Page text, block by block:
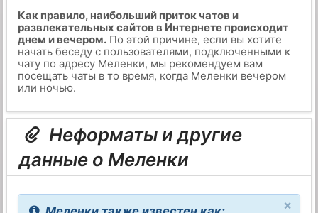
Как правило, наибольший приток чатов и
развлекательных сайтов в Интернете происходит
днем и вечером.По этой причине, если вы хотите
начать беседу с пользователями, подключенными к
чату по адресу Меленки, мы рекомендуем вам
посещать чаты в то время, когда Меленки вечером
или ночью.
Неформаты и другие
данные о Меленки
×